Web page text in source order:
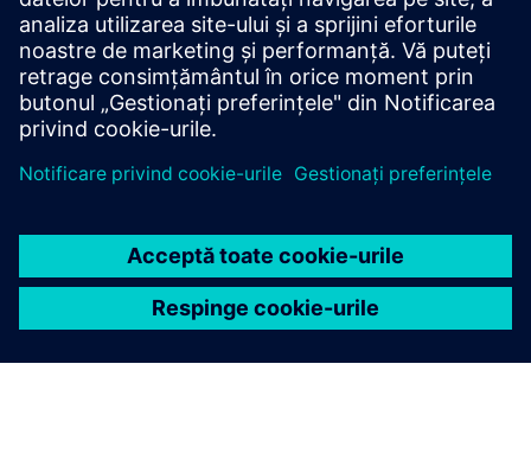
friendly authorization to improve process reliability
and efficiency.